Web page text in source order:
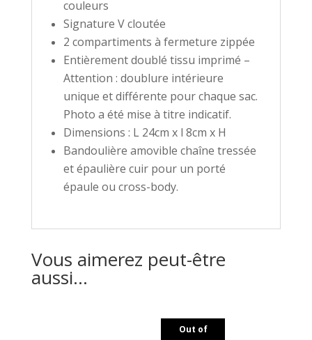
couleurs
Signature V cloutée
2 compartiments à fermeture zippée
Entièrement doublé tissu imprimé –
Attention : doublure intérieure
unique et différente pour chaque sac.
Photo a été mise à titre indicatif.
Dimensions : L 24cm x l 8cm x H
Bandoulière amovible chaîne tressée
et épaulière cuir pour un porté
épaule ou cross-body.
Vous aimerez peut-être
aussi…
Out of